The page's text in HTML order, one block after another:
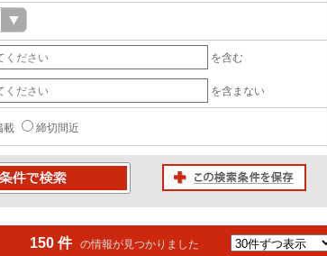
を含む
を含まない
載 締切間近
150 件 の情報が見つかりました